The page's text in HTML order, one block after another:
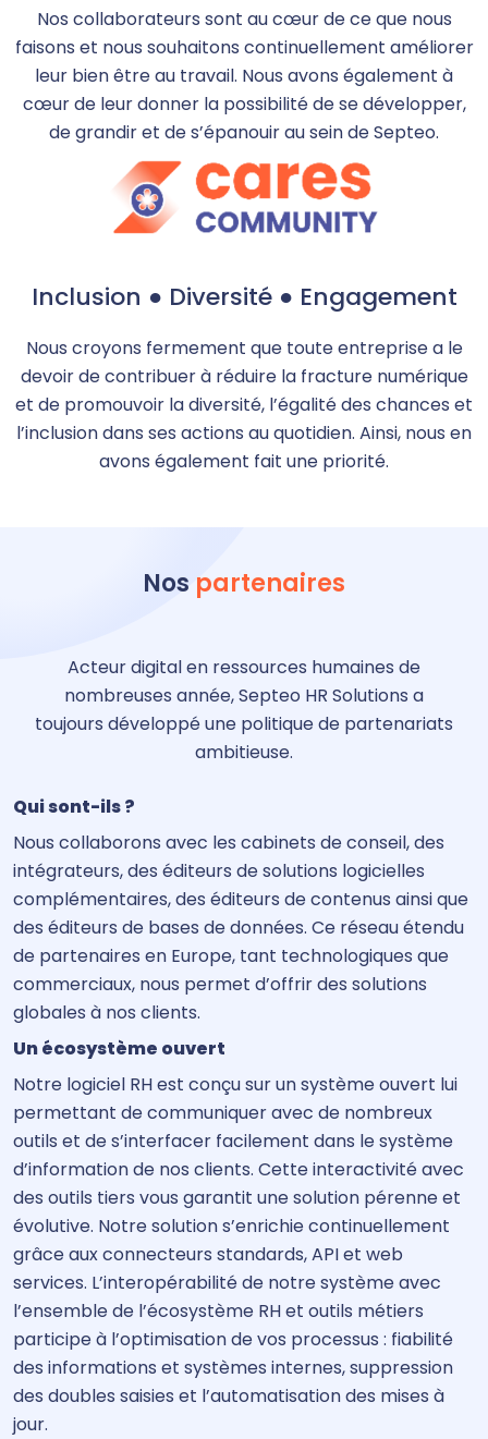
Nos collaborateurs sont au cœur de ce que nous
faisons et nous souhaitons continuellement améliorer
leur bien être au travail. Nous avons également à
cœur de leur donner la possibilité de se développer,
de grandir et de s’épanouir au sein de Septeo.
Inclusion ● Diversité ● Engagement
Nous croyons fermement que toute entreprise a le
devoir de contribuer à réduire la fracture numérique
et de promouvoir la diversité, l’égalité des chances et
l’inclusion dans ses actions au quotidien. Ainsi, nous en
avons également fait une priorité.
Nos partenaires
Acteur digital en ressources humaines de
nombreuses année, Septeo HR Solutions a
toujours développé une politique de partenariats
ambitieuse.
Qui sont-ils ?
Nous collaborons avec les cabinets de conseil, des
intégrateurs, des éditeurs de solutions logicielles
complémentaires, des éditeurs de contenus ainsi que
des éditeurs de bases de données. Ce réseau étendu
de partenaires en Europe, tant technologiques que
commerciaux, nous permet d’offrir des solutions
globales à nos clients.
Un écosystème ouvert
Notre logiciel RH est conçu sur un système ouvert lui
permettant de communiquer avec de nombreux
outils et de s’interfacer facilement dans le système
d’information de nos clients. Cette interactivité avec
des outils tiers vous garantit une solution pérenne et
évolutive. Notre solution s’enrichie continuellement
grâce aux connecteurs standards, API et web
services. L’interopérabilité de notre système avec
l’ensemble de l’écosystème RH et outils métiers
participe à l’optimisation de vos processus : fiabilité
des informations et systèmes internes, suppression
des doubles saisies et l’automatisation des mises à
jour.